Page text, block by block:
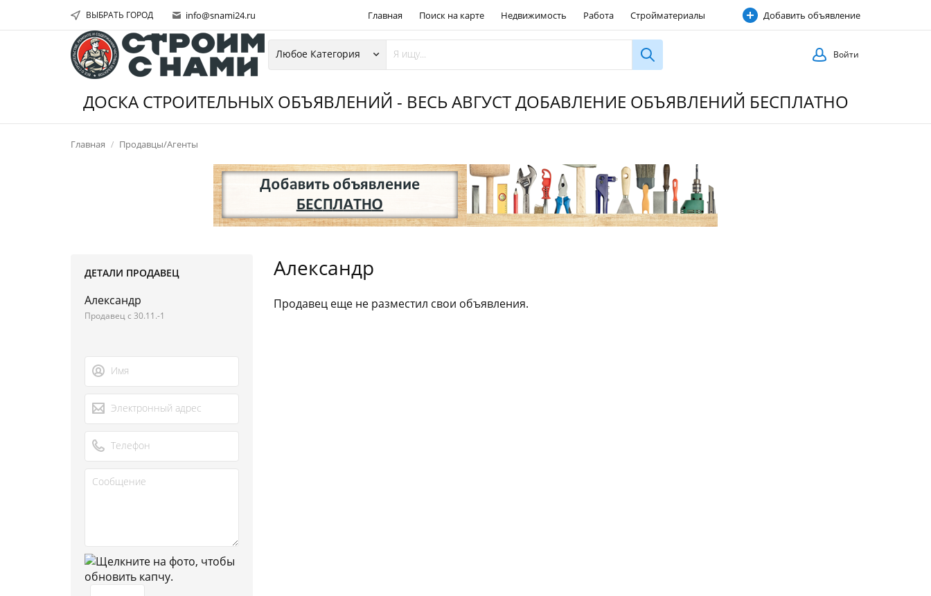
ВЫБРАТЬ ГОРОД info@snami24.ru Главная Поиск на карте Недвижимость Работа Стройматериалы
Строительные услуги
Добавить объявление
Войти
ДОСКА СТРОИТЕЛЬНЫХ ОБЪЯВЛЕНИЙ - ВЕСЬ АВГУСТ ДОБАВЛЕНИЕ ОБЪЯВЛЕНИЙ БЕСПЛАТНО
Главная Продавцы/Агенты
ДЕТАЛИ ПРОДАВЕЦ
Александр
Продавец с 30.11.-1
Александр
Продавец еще не разместил свои объявления.